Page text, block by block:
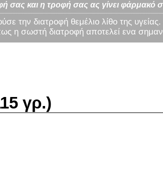
σας και η τροφή σας ας γίνει φάρμακό
την διατροφή θεμέλιο λίθο της
η σωστή διατροφή αποτελεί ενα
γρ.)